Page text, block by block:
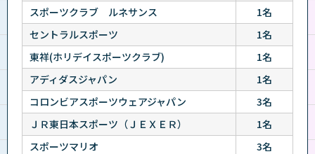
スポーツクラブ ルネサンス
1名
セントラルスポーツ
1名
東祥(ホリデイスポーツクラブ)
1名
アディダスジャパン
1名
コロンビアスポーツウェアジャパン
3名
ＪＲ東日本スポーツ（ＪＥＸＥＲ）
1名
スポーツマリオ
3名